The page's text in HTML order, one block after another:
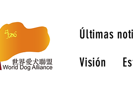
Últimas
Visión